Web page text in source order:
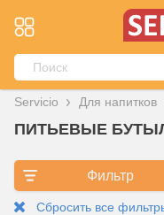
Servicio Для напитков
ПИТЬЕВЫЕ
Фильтр
Сбросить все